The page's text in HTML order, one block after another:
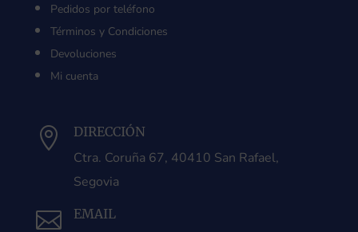
Pedidos por teléfono
Términos y Condiciones
Devoluciones
Mi cuenta
 DIRECCIÓN
Ctra. Coruña 67, 40410 San Rafael,
Segovia
 EMAIL